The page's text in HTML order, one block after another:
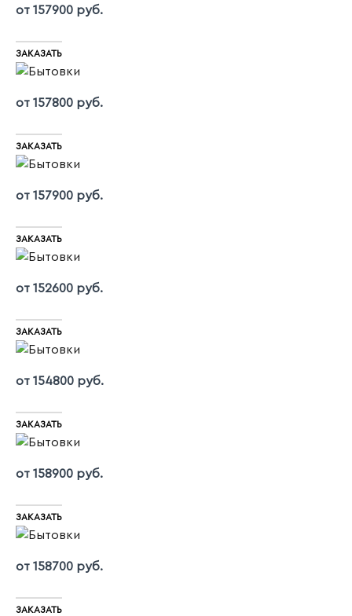
от 157900 руб.
ЗАКАЗАТЬ
от 157800 руб.
ЗАКАЗАТЬ
от 157900 руб.
ЗАКАЗАТЬ
от 152600 руб.
ЗАКАЗАТЬ
от 154800 руб.
ЗАКАЗАТЬ
от 158900 руб.
ЗАКАЗАТЬ
от 158700 руб.
ЗАКАЗАТЬ